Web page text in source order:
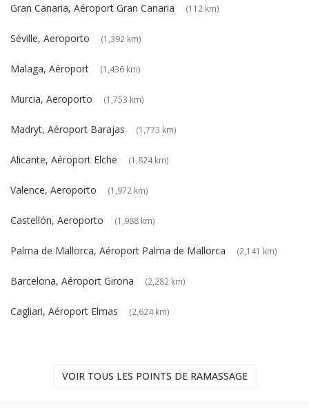
Gran Canaria, Aéroport Gran Canaria (112 km)
Séville, Aeroporto (1,392 km)
Malaga, Aéroport (1,436 km)
Murcia, Aeroporto (1,753 km)
Madryt, Aéroport Barajas (1,773 km)
Alicante, Aéroport Elche (1,824 km)
Valence, Aeroporto (1,972 km)
Castellón, Aeroporto (1,988 km)
Palma de Mallorca, Aéroport Palma de Mallorca (2,141 km)
Barcelona, Aéroport Girona (2,282 km)
Cagliari, Aéroport Elmas (2,624 km)
VOIR TOUS LES POINTS DE RAMASSAGE